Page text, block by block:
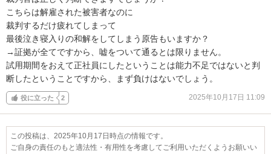
こちらは解雇された被害者なのに
裁判するだけ疲れてしまって
最後泣き寝入りの和解をしてしまう原告もいますか？
→証拠が全てですから、嘘をついて通るとは限りません。
試用期間をおえて正社員にしたということは能力不足ではないと判
断したということですから、まず負けはないでしょう。
役に立った 2 2025年10月17日 11:09
この投稿は、2025年10月17日時点の情報です。
ご自身の責任のもと適法性・有用性を考慮してご利用いただくようお願いい